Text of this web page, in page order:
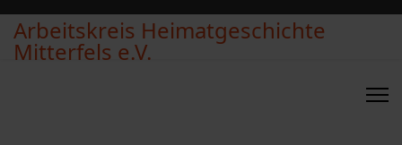
Arbeitskreis Heimatgeschichte
Mitterfels e.V.